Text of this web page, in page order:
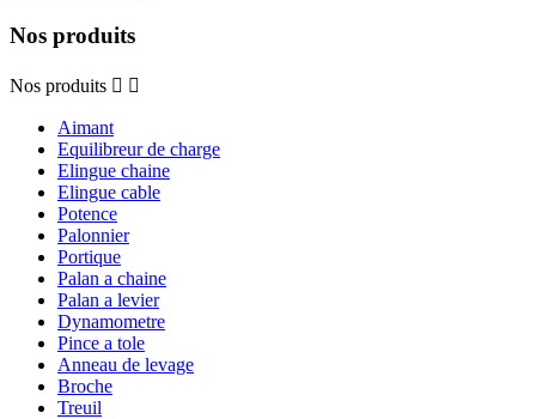
Nos produits
Nos produits  
Aimant
Equilibreur de charge
Elingue chaine
Elingue cable
Potence
Palonnier
Portique
Palan a chaine
Palan a levier
Dynamometre
Pince a tole
Anneau de levage
Broche
Treuil